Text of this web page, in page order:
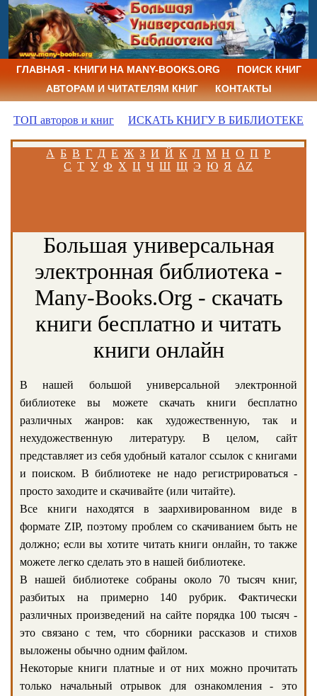
ГЛАВНАЯ - КНИГИ НА MANY-BOOKS.ORG
ПОИСК КНИГ
АВТОРАМ И ЧИТАТЕЛЯМ КНИГ
КОНТАКТЫ
ТОП авторов и книг ИСКАТЬ КНИГУ В БИБЛИОТЕКЕ
А Б В Г Д Е Ж З И Й К Л М Н О П Р
С Т У Ф Х Ц Ч Ш Щ Э Ю Я AZ
Большая универсальная
электронная библиотека -
Many-Books.Org - скачать
книги бесплатно и читать
книги онлайн
В нашей большой универсальной электронной
библиотеке вы можете скачать книги бесплатно
различных жанров: как художественную, так и
нехудожественную литературу. В целом, сайт
представляет из себя удобный каталог ссылок с книгами
и поиском. В библиотеке не надо регистрироваться -
просто заходите и скачивайте (или читайте).
Все книги находятся в заархивированном виде в
формате ZIP, поэтому проблем со скачиванием быть не
должно; если вы хотите читать книги онлайн, то также
можете легко сделать это в нашей библиотеке.
В нашей библиотеке собраны около 70 тысяч книг,
разбитых на примерно 140 рубрик. Фактически
различных произведений на сайте порядка 100 тысяч -
это связано с тем, что сборники рассказов и стихов
выложены обычно одним файлом.
Некоторые книги платные и от них можно прочитать
только начальный отрывок для ознакомления - это